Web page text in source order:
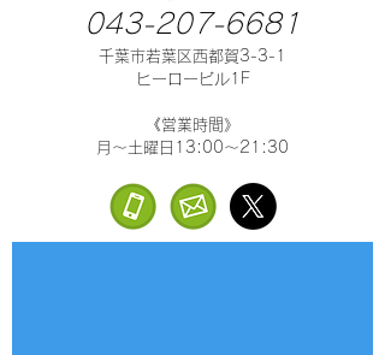
043-207-6681
千葉市若葉区西都賀3-3-1
ヒーロービル1F
《営業時間》
月～土曜日13:00～21:30